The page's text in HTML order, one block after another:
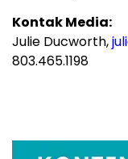
Kontak Media:
Julie Ducworth,
803.465.1198